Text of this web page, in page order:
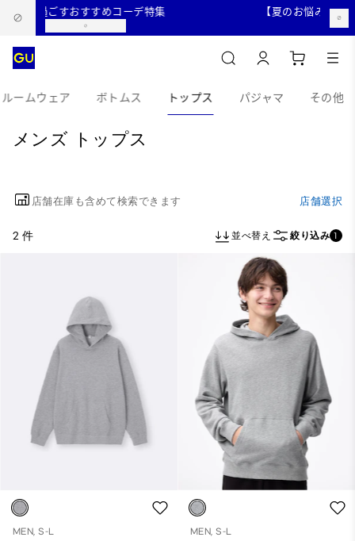
適に過ごすおすすめコーデ特集 【夏のお悩み、ま
ルームウェア ボトムス トップス パジャマ その他
メンズ トップス
店舗在庫も含めて検索できます 店舗選択
2 件 並べ替え 絞り込み 1
MEN, S-L
MEN, S-L